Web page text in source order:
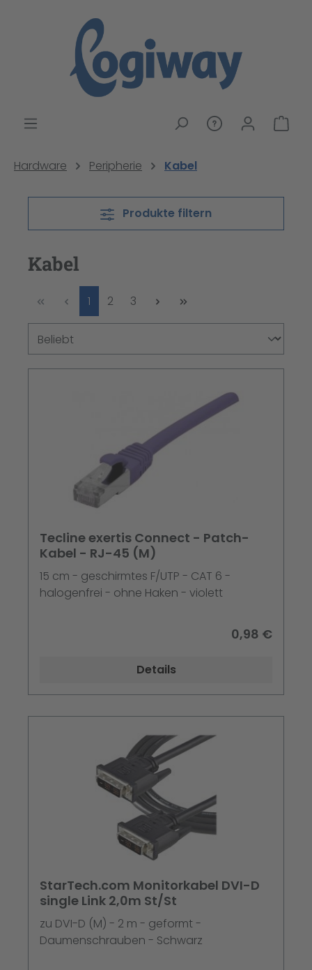
Hardware Peripherie Kabel
Produkte filtern
Kabel
Seite
1 Seite
2 Seite
3
Tecline exertis Connect - Patch-
Kabel - RJ-45 (M)
15 cm - geschirmtes F/UTP - CAT 6 -
halogenfrei - ohne Haken - violett
0,98 €
Details
StarTech.com Monitorkabel DVI-D
single Link 2,0m St/St
zu DVI-D (M) - 2 m - geformt -
Daumenschrauben - Schwarz